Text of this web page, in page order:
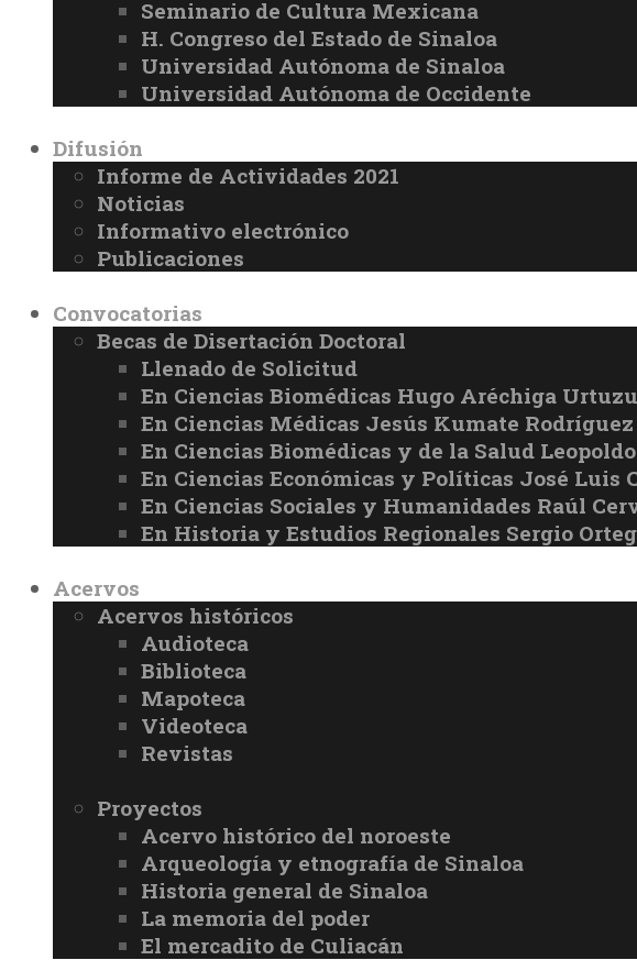
Seminario de Cultura Mexicana
H. Congreso del Estado de Sinaloa
Universidad Autónoma de Sinaloa
Universidad Autónoma de Occidente
Difusión
Informe de Actividades 2021
Noticias
Informativo electrónico
Publicaciones
Convocatorias
Becas de Disertación Doctoral
Llenado de Solicitud
En Ciencias Biomédicas Hugo Aréchiga
En Ciencias Médicas Jesús Kumate Rodríguez
En Ciencias Biomédicas y de la Salud
En Ciencias Económicas y Políticas José Luis
En Ciencias Sociales y Humanidades Raúl
En Historia y Estudios Regionales Sergio
Acervos
Acervos históricos
Audioteca
Biblioteca
Mapoteca
Videoteca
Revistas
Proyectos
Acervo histórico del noroeste
Arqueología y etnografía de Sinaloa
Historia general de Sinaloa
La memoria del poder
El mercadito de Culiacán